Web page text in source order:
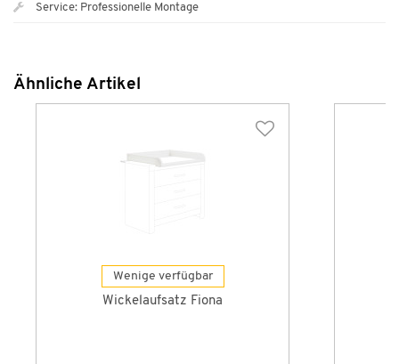
Service: Professionelle Montage
Ähnliche Artikel
Wenige verfügbar
Wickelaufsatz Fiona